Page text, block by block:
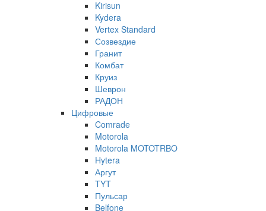
Kirisun
Kydera
Vertex Standard
Созвездие
Гранит
Комбат
Круиз
Шеврон
РАДОН
Цифровые
Comrade
Motorola
Motorola MOTOTRBO
Hytera
Аргут
TYT
Пульсар
Belfone